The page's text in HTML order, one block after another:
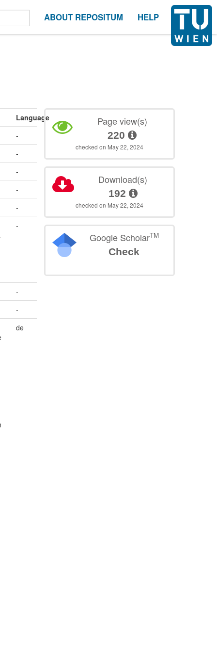
ABOUT REPOSITUM HELP
Language
-
-
-
-
-
-
-
-
de
Page view(s)
220
checked on May 22, 2024
Download(s)
192
checked on May 22, 2024
Google ScholarTM
Check